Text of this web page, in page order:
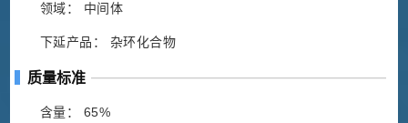
领域： 中间体
下延产品： 杂环化合物
质量标准
含量： 65%